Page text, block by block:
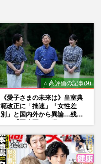
⭐ 高評価の記事(9)
《愛子さまの未来は》皇室典
範改正に「拙速」「女性差
別」と国内外から異論…残さ